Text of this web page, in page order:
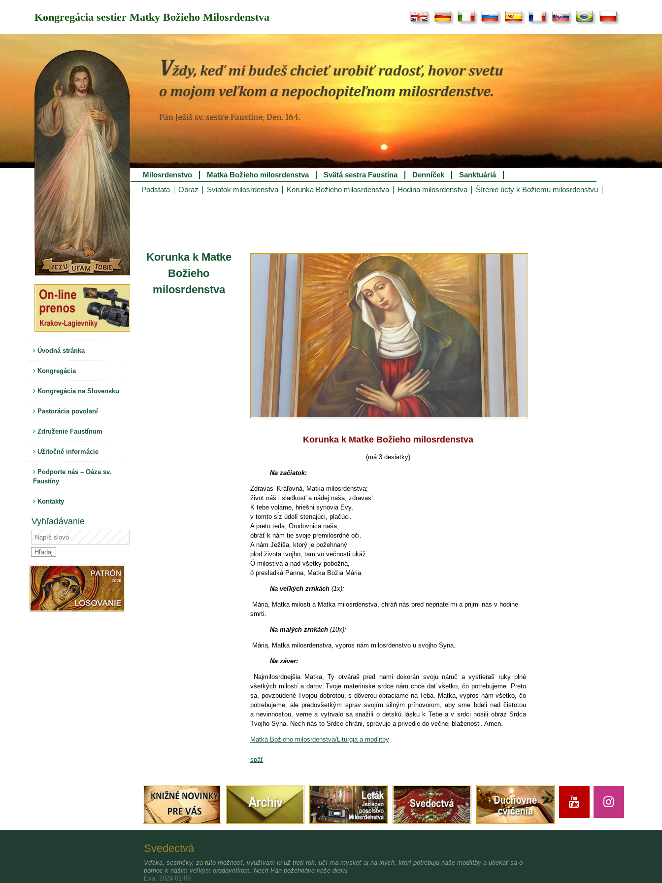
Kongregácia sestier Matky Božieho Milosrdenstva
Úvodná stránka
Kongregácia
Kongregácia na Slovensku
Pastorácia povolaní
Združenie Faustínum
Užitočné informácie
Podporte nás – Oáza sv.
Faustíny
Kontakty
Vyhľadávanie
Milosrdenstvo Matka Božieho milosrdenstva Svätá sestra Faustína Denníček
Sanktuáriá
Podstata
Obraz Sviatok milosrdenstva Korunka Božieho milosrdenstva Hodina milosrdenstva Šírenie úcty k Božiemu milosrdenstvu
Korunka k Matke
Božieho
milosrdenstva
Korunka k Matke Božieho milosrdenstva
(má 3 desiatky)
Na začiatok:
Zdravas‘ Kráľovná, Matka milosrdenstva;
život náš i sladkosť a nádej naša, zdravas‘.
K tebe voláme, hriešni synovia Evy,
v tomto sĺz údolí stenajúci, plačúci.
A preto teda, Orodovnica naša,
obráť k nám tie svoje premilosrdné oči.
A nám Ježiša, ktorý je požehnaný
plod života tvojho, tam vo večnosti ukáž.
Ó milostivá a nad všetky pobožná,
ó presladká Panna, Matka Božia Mária.
Na veľkých zrnkách (1x):
Mária, Matka milosti a Matka milosrdenstva, chráň nás pred nepriateľmi a prijmi nás v hodine
smrti.
Na malých zrnkách (10x):
Mária, Matka milosrdenstva, vypros nám milosrdenstvo u svojho Syna.
Na záver:
Najmilosrdnejšia Matka, Ty otváraš pred nami dokorán svoju náruč a vystieraš ruky plné
všetkých milostí a darov. Tvoje materinské srdce nám chce dať všetko, čo potrebujeme. Preto
sa, povzbudené Tvojou dobrotou, s dôverou obraciame na Teba. Matka, vypros nám všetko, čo
potrebujeme, ale predovšetkým sprav svojím silným príhovorom, aby sme bdeli nad čistotou
a nevinnosťou, verne a vytrvalo sa snažili o detskú lásku k Tebe a v srdci nosili obraz Srdca
Tvojho Syna. Nech nás to Srdce chráni, spravuje a privedie do večnej blaženosti. Amen.
Matka Božieho milosrdenstva/Liturgia a modlitby
späť
Svedectvá
Vďaka, sestričky, za túto možnosť, využívam ju už tretí rok, učí ma myslieť aj na iných, ktorí potrebujú naše modlitby a utiekať sa o
pomoc k našim veľkým orodovníkom. Nech Pán požehnáva vaše diela!
Eva, 2024-01-09